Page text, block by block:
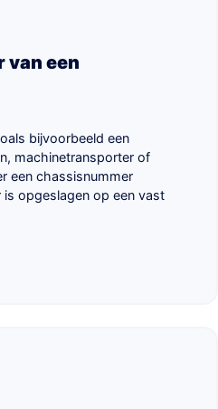
van een
bijvoorbeeld een
machinetransporter of
een chassisnummer
opgeslagen op een vast